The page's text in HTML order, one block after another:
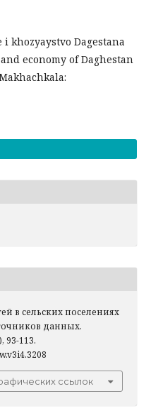
i khozyaystvo Dagestana
economy of Daghestan
в сельских поселениях
данных.
93-113.
ссылок